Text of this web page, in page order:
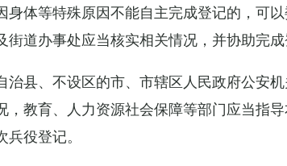
身体等特殊原因不能自主完成登记的，可
街道办事处应当核实相关情况，并协助完成
治县、不设区的市、市辖区人民政府公安
，教育、人力资源社会保障等部门应当指
役登记。